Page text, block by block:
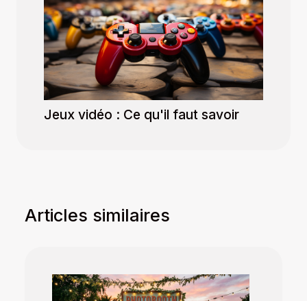
Jeux vidéo : Ce qu'il faut savoir
Articles similaires